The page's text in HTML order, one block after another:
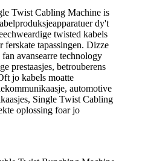
Twist Cabling Machine is
dy't
twisted kabels
ferskate tapassingen. Dizze
avansearre technology
prestaasjes, betrouberens
jo kabels moatte
automotive
Single Twist Cabling
oplossing foar jo